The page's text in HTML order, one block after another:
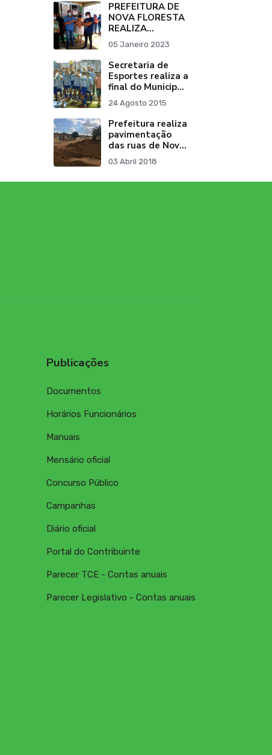
PREFEITURA DE
NOVA FLORESTA
REALIZA
ENTREGA DE
DUAS NOVAS
AMBULÂNCIAS
05 Janeiro 2023
Secretaria de
Esportes realiza a
final do Municipal
de Futebol de
Campo 2015
24 Agosto 2015
Prefeitura realiza
pavimentação
das ruas de Nova
Floresta.
03 Abril 2018
Publicações
Documentos
Horários Funcionários
Manuais
Mensário oficial
Concurso Público
Campanhas
Diário oficial
Portal do Contribuinte
Parecer TCE - Contas anuais
Parecer Legislativo - Contas anuais